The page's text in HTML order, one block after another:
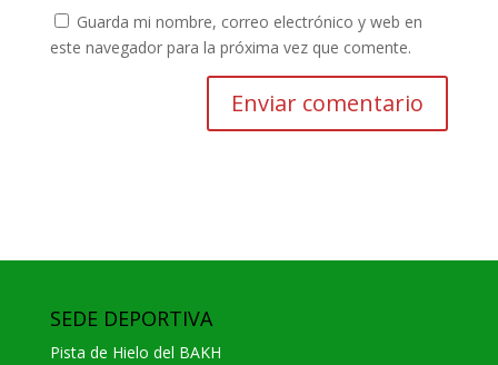
Guarda mi nombre, correo electrónico y web en
este navegador para la próxima vez que comente.
SEDE DEPORTIVA
Pista de Hielo del BAKH